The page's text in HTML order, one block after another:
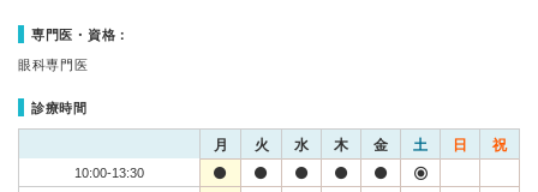
専門医・資格：
眼科専門医
診療時間
月 火 水 木 金 土 日 祝
10:00-13:30